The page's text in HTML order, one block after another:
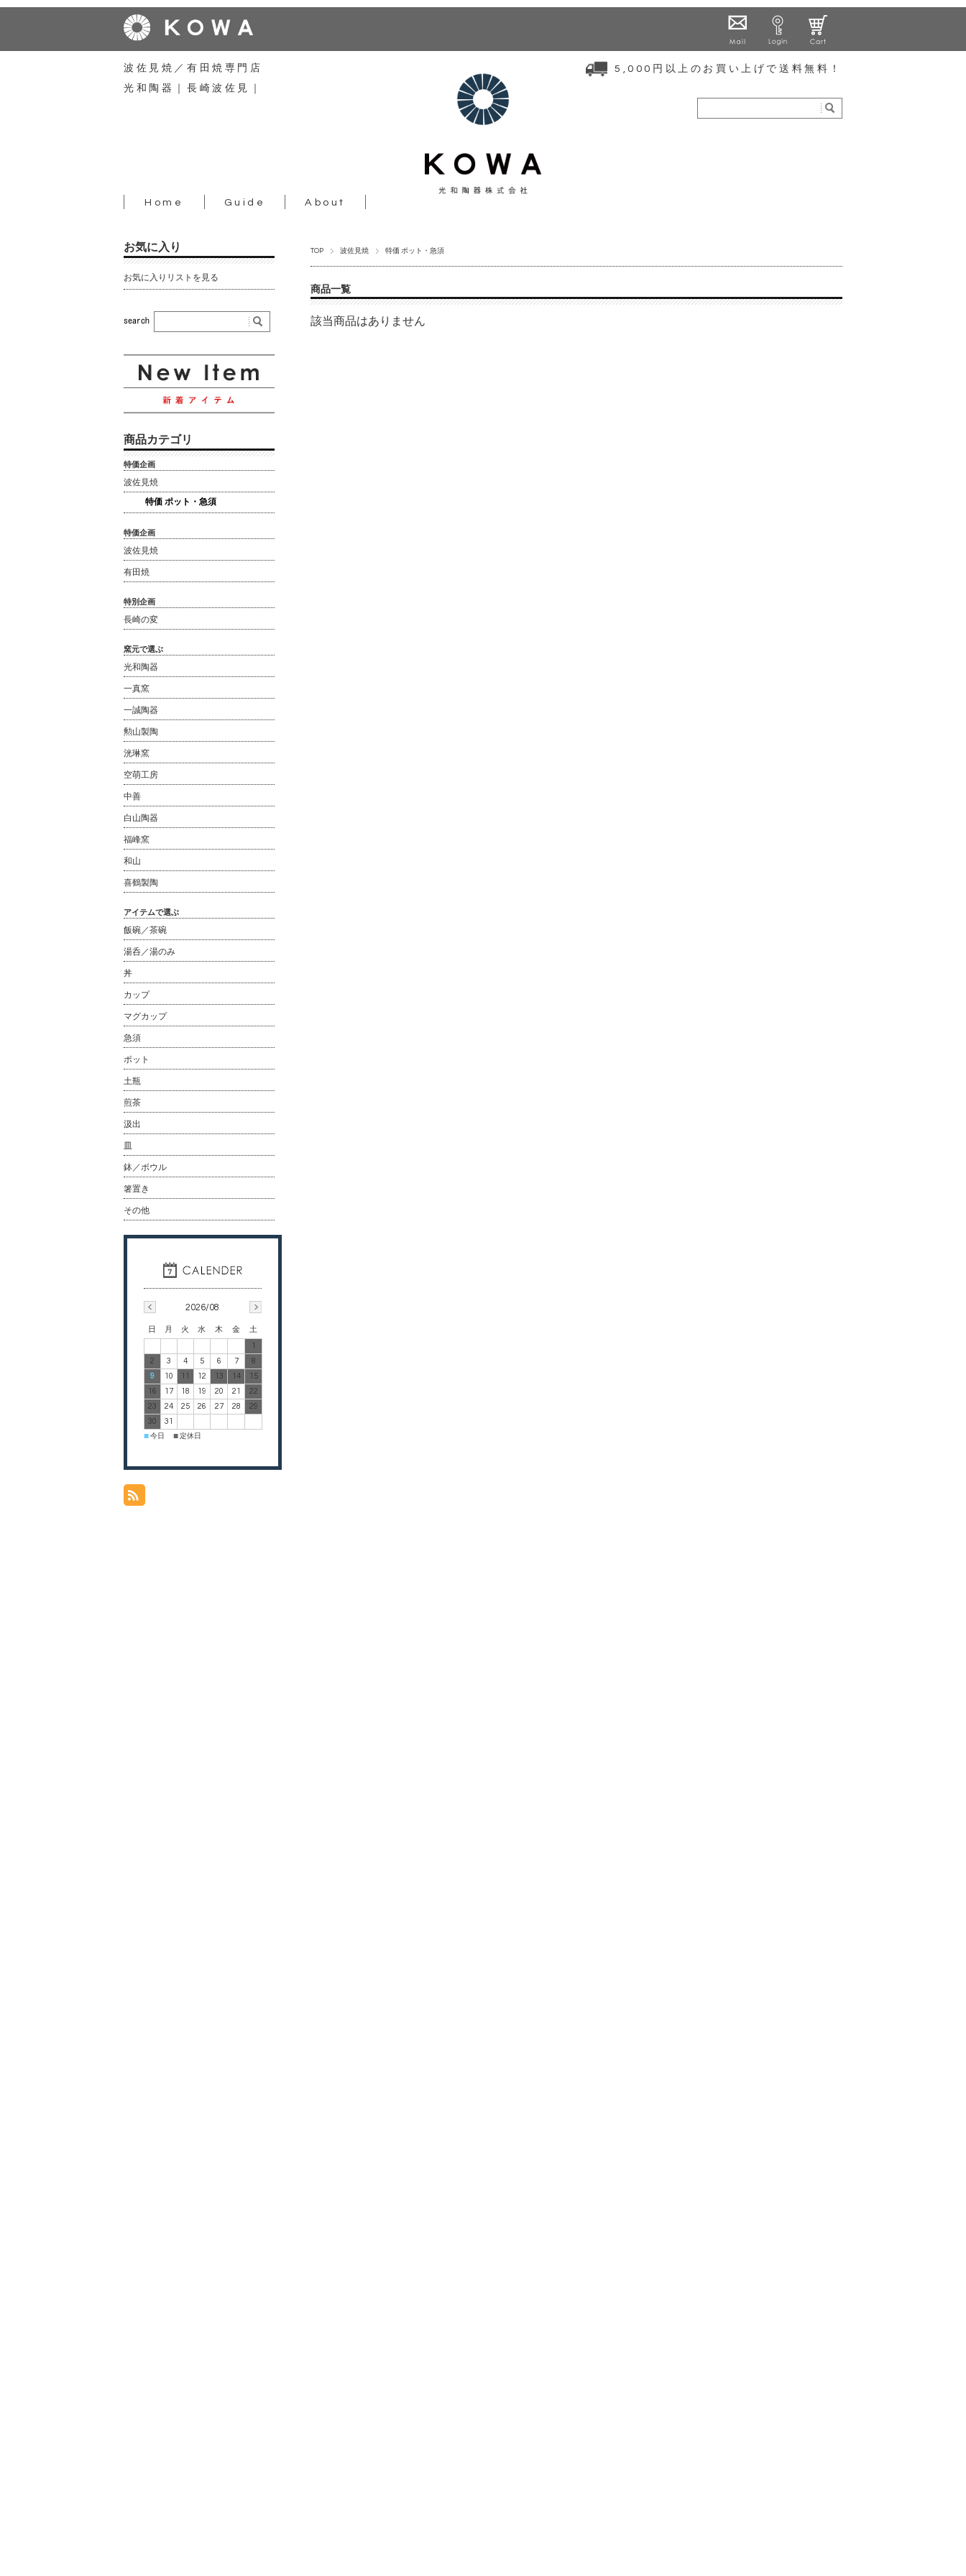
波佐見焼／有田焼専門店
光和陶器｜長崎波佐見｜
5,000円以上のお買い上げで送料無料！
Home Guide About
TOP 波佐見焼 特価 ポット・急須
商品一覧
該当商品はありません
お気に入り
お気に入りリストを見る
商品カテゴリ
特価企画
波佐見焼
特価 ポット・急須
特価企画
波佐見焼
有田焼
特別企画
長崎の変
窯元で選ぶ
光和陶器
一真窯
一誠陶器
勲山製陶
洸琳窯
空萌工房
中善
白山陶器
福峰窯
和山
喜鶴製陶
アイテムで選ぶ
飯碗／茶碗
湯呑／湯のみ
丼
カップ
マグカップ
急須
ポット
土瓶
煎茶
汲出
皿
鉢／ボウル
箸置き
その他
2026/08
日 月 火 水 木 金 土
1
2
3 4 5 6 7
8
9
10 11 12 13 14
15
16
17 18 19 20 21
22
23
24 25 26 27 28
29
30
31
■ 今日 ■ 定休日